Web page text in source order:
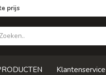
prijs
Klantenservice